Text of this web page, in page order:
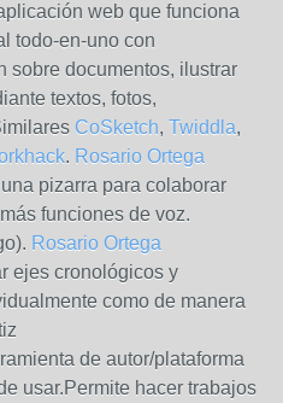
web que funciona
todo-en-uno con
sobre documentos, ilustrar
textos, fotos,
CoSketch, Twiddla,
. Rosario Ortega
pizarra para colaborar
funciones de voz.
Rosario Ortega
ejes cronológicos y
como de manera
de autor/plataforma
usar.Permite hacer trabajos